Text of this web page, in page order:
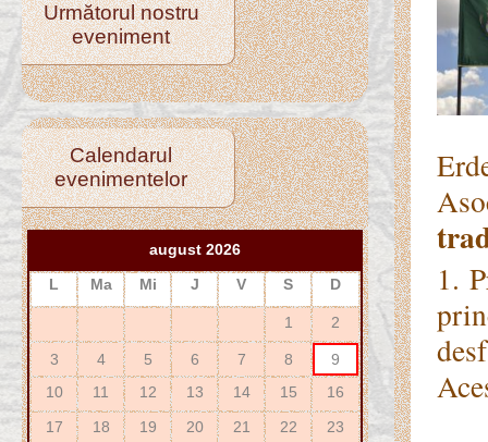
Următorul nostru
eveniment
Calendarul
evenimentelor
august 2026
L
Ma Mi J V S D
1 2
3 4 5 6 7 8
9
10
11 12 13 14 15
16
17
18 19 20 21 22
23
1.